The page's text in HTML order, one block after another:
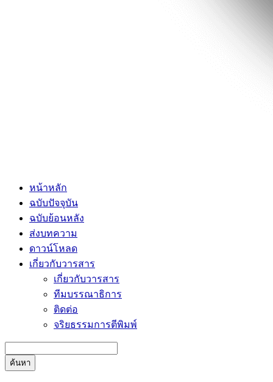
หน้าหลัก
ฉบับปัจจุบัน
ฉบับย้อนหลัง
ส่งบทความ
ดาวน์โหลด
เกี่ยวกับวารสาร
เกี่ยวกับวารสาร
ทีมบรรณาธิการ
ติดต่อ
จริยธรรมการตีพิมพ์
ค้นหา